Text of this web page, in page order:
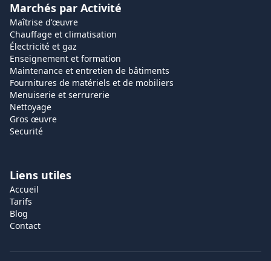
Marchés par Activité
Maîtrise d'œuvre
Chauffage et climatisation
Électricité et gaz
Enseignement et formation
Maintenance et entretien de bâtiments
Fournitures de matériels et de mobiliers
Menuiserie et serrurerie
Nettoyage
Gros œuvre
Securité
Liens utiles
Accueil
Tarifs
Blog
Contact